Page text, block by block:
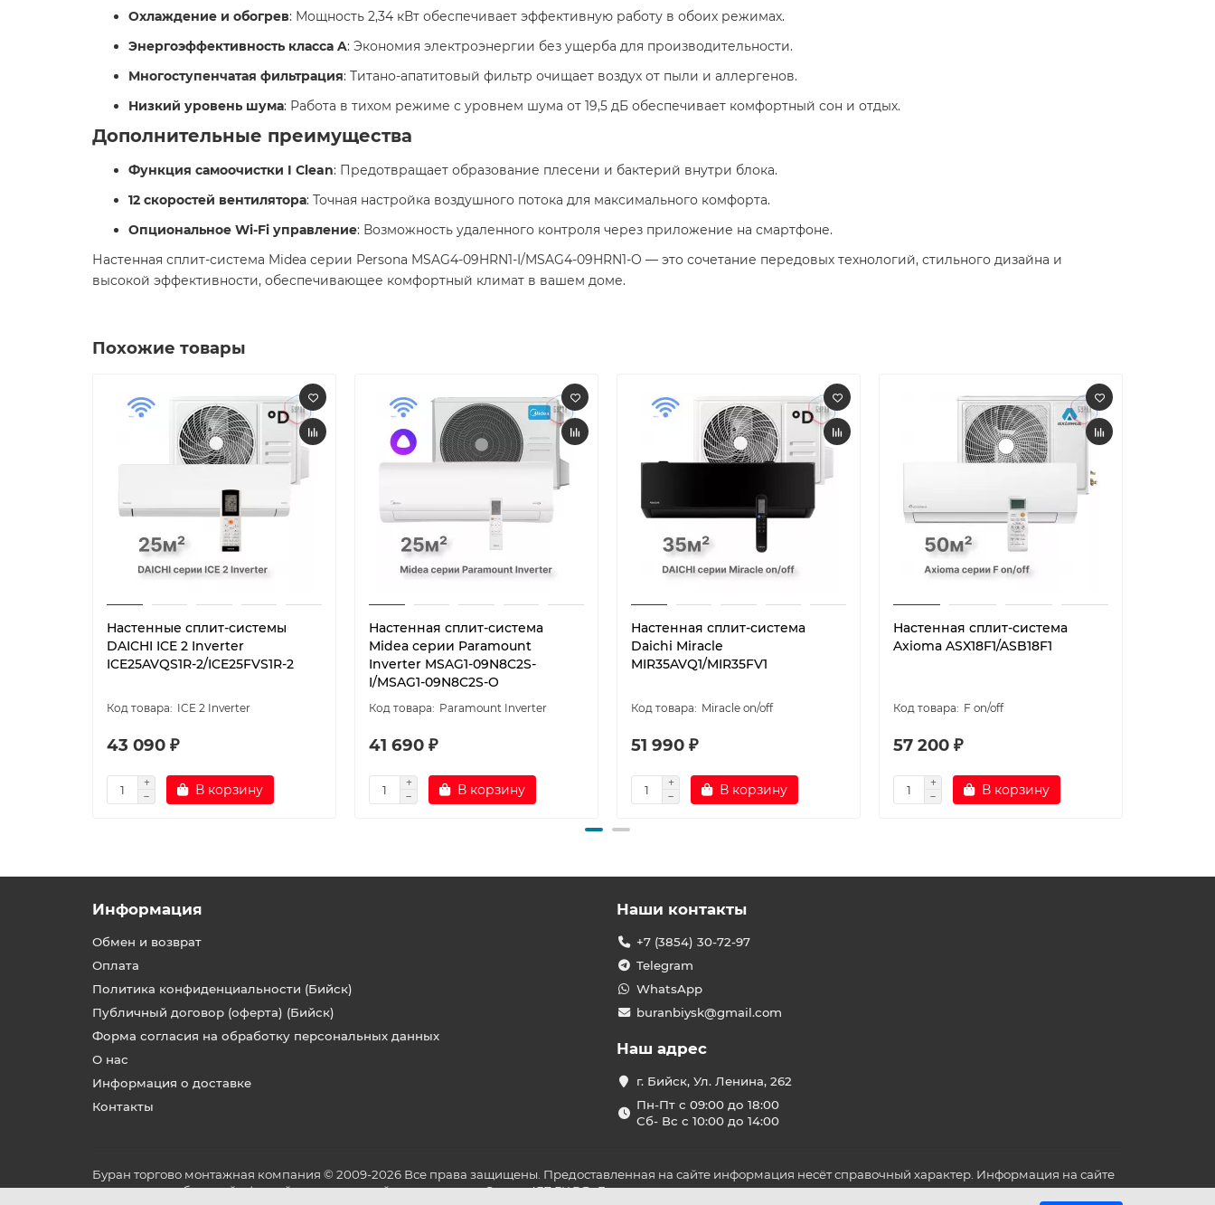
Охлаждение и обогрев: Мощность 2,34 кВт обеспечивает эффективную работу в обоих режимах.​
Энергоэффективность класса A: Экономия электроэнергии без ущерба для производительности.​
Многоступенчатая фильтрация: Титано-апатитовый фильтр очищает воздух от пыли и аллергенов.​
Низкий уровень шума: Работа в тихом режиме с уровнем шума от 19,5 дБ обеспечивает комфортный сон и отдых.​
Дополнительные преимущества
Функция самоочистки I Clean: Предотвращает образование плесени и бактерий внутри блока.​
12 скоростей вентилятора: Точная настройка воздушного потока для максимального комфорта.​
Опциональное Wi-Fi управление: Возможность удаленного контроля через приложение на смартфоне.​
Настенная сплит-система Midea серии Persona MSAG4-09HRN1-I/MSAG4-09HRN1-O — это сочетание передовых технологий, стильного дизайна и
высокой эффективности, обеспечивающее комфортный климат в вашем доме.​
Похожие товары
Настенные сплит-системы
DAICHI ICE 2 Inverter
ICE25AVQS1R-2/ICE25FVS1R-2
ICE 2 Inverter
43 090 ₽
В корзину
Настенная сплит-система
Midea серии Paramount
Inverter MSAG1-09N8C2S-
I/MSAG1-09N8C2S-O
Paramount Inverter
41 690 ₽
В корзину
Настенная сплит-система
Daichi Miracle
MIR35AVQ1/MIR35FV1
Miracle on/off
51 990 ₽
В корзину
Настенная сплит-система
Axioma ASX18F1/ASB18F1
F on/off
57 200 ₽
В корзину
Информация
Обмен и возврат
Оплата
Политика конфиденциальности (Бийск)
Публичный договор (оферта) (Бийск)
Форма согласия на обработку персональных данных
О нас
Информация о доставке
Контакты
Наши контакты
+7 (3854) 30-72-97
Telegram
WhatsApp
buranbiysk@gmail.com
Наш адрес
г. Бийск, Ул. Ленина, 262
Пн-Пт с 09:00 до 18:00
Сб- Вс с 10:00 до 14:00
Буран торгово монтажная компания © 2009-2026 Все права защищены. Предоставленная на сайте информация несёт справочный характер. Информация на сайте
не является публичной офертой, определяемой положениями Статьи 437 ГК РФ. До оплаты товара удостоверьтесь во всех для вас важных характеристиках в товаре